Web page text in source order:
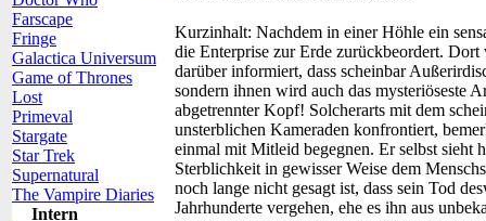
Farscape
Fringe
Galactica Universum
Game of Thrones
Lost
Primeval
Stargate
Star Trek
Supernatural
The Vampire Diaries
Intern
Kurzinhalt: Nachdem in einer Höhle ein
die Enterprise zur Erde zurückbeordert.
darüber informiert, dass scheinbar
sondern ihnen wird auch das mysteriöseste
abgetrennter Kopf! Solcherarts mit dem
unsterblichen Kameraden konfrontiert,
einmal mit Mitleid begegnen. Er selbst sieht
Sterblichkeit in gewisser Weise dem
noch lange nicht gesagt ist, dass sein Tod
Jahrhunderte vergehen, ehe es ihn aus